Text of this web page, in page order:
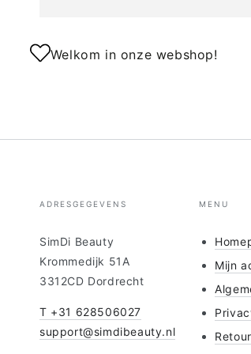
Welkom in onze webshop!
ADRESGEGEVENS
SimDi Beauty
Krommedijk 51A
3312CD Dordrecht
T +31 628506027
support@simdibeauty.nl
MENU
Mijn